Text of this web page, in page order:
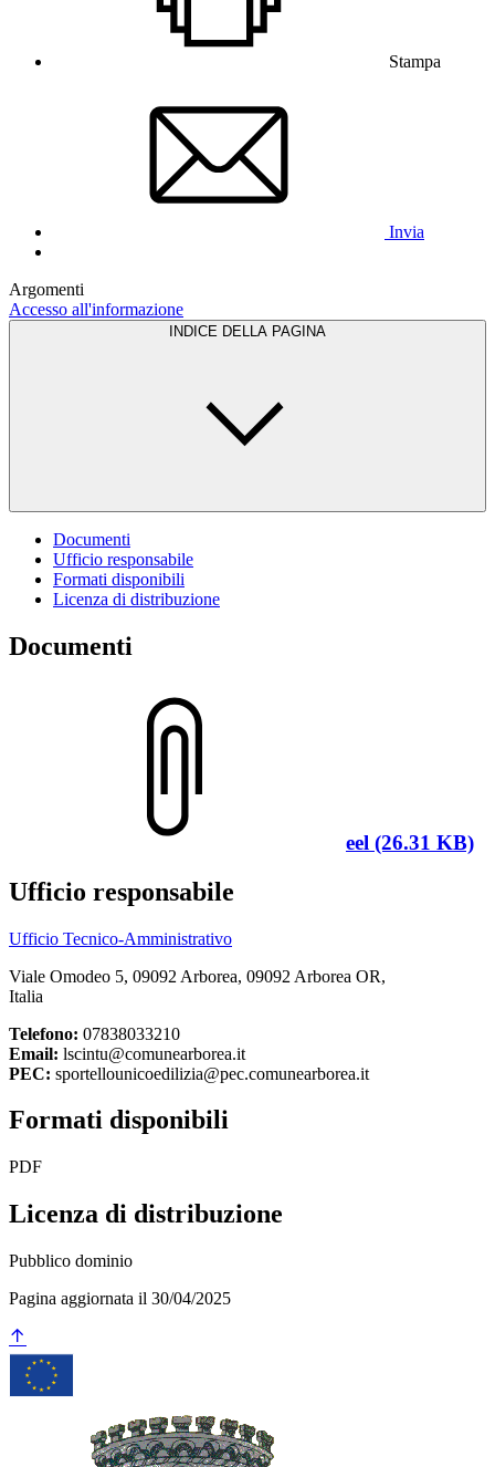
Stampa
Invia
Argomenti
Accesso all'informazione
INDICE DELLA PAGINA
Documenti
Ufficio responsabile
Formati disponibili
Licenza di distribuzione
Documenti
eel (26.31 KB)
Ufficio responsabile
Ufficio Tecnico-Amministrativo
Viale Omodeo 5, 09092 Arborea, 09092 Arborea OR,
Italia
Telefono: 07838033210
Email: lscintu@comunearborea.it
PEC: sportellounicoedilizia@pec.comunearborea.it
Formati disponibili
PDF
Licenza di distribuzione
Pubblico dominio
Pagina aggiornata il 30/04/2025